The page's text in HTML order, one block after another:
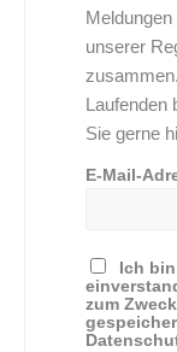
unserer
Laufenden
Sie gerne
E-Mail-
Ich
zum